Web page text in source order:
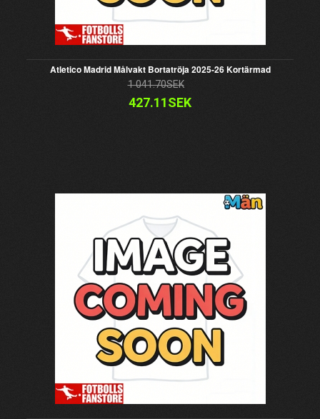
Atletico Madrid Målvakt Bortatröja 2025-26 Kortärmad
1 041.70SEK
427.11SEK